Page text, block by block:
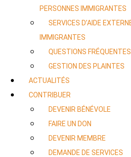
PERSONNES IMMIGRANTES
SERVICES D’AIDE
IMMIGRANTES
QUESTIONS FRÉQUENTES
GESTION DES PLAINTES
ACTUALITÉS
CONTRIBUER
DEVENIR BÉNÉVOLE
FAIRE UN DON
DEVENIR MEMBRE
DEMANDE DE SERVICES